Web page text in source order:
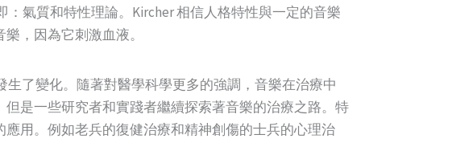
氣質和特性理論。Kircher 相信人格特性與一定的音樂
，因為它刺激血液。
了變化。隨著對醫學科學更多的強調，音樂在治療中
是一些研究者和實踐者繼續探索著音樂的治療之路。特
用。例如老兵的復健治療和精神創傷的士兵的心理治